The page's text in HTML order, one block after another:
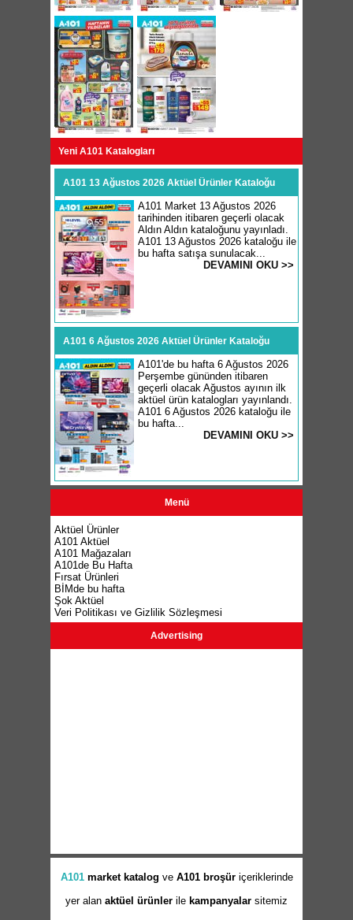
Yeni A101 Katalogları
A101 13 Ağustos 2026 Aktüel Ürünler Kataloğu
A101 Market 13 Ağustos 2026
tarihinden itibaren geçerli olacak
Aldın Aldın kataloğunu yayınladı.
A101 13 Ağustos 2026 kataloğu ile
bu hafta satışa sunulacak...
DEVAMINI OKU >>
A101 6 Ağustos 2026 Aktüel Ürünler Kataloğu
A101'de bu hafta 6 Ağustos 2026
Perşembe gününden itibaren
geçerli olacak Ağustos ayının ilk
aktüel ürün katalogları yayınlandı.
A101 6 Ağustos 2026 kataloğu ile
bu hafta...
DEVAMINI OKU >>
Menü
Aktüel Ürünler
A101 Aktüel
A101 Mağazaları
A101de Bu Hafta
Fırsat Ürünleri
BİMde bu hafta
Şok Aktüel
Veri Politikası ve Gizlilik Sözleşmesi
Advertising
A101 market katalog ve A101 broşüriçeriklerinde
yer alan aktüel ürünler ile kampanyalar sitemiz